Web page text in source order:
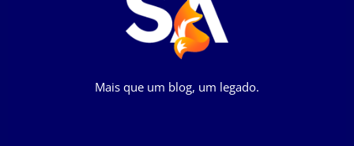
Mais que um blog, um legado.